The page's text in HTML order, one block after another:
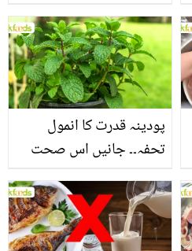
منرلز اور اینٹی آکسیڈنٹس
سے بھرپور اس سبزی کے
فائدے
پودینہ قدرت کا انمول
تحفہ۔۔ جانیں اس صحت
انگیز طبی فوائد